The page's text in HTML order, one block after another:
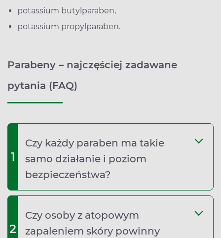
potassium butylparaben,
potassium propylparaben.
Parabeny – najczęściej zadawane
pytania (FAQ)
1
Czy każdy paraben ma takie
samo działanie i poziom
bezpieczeństwa?
2
Czy osoby z atopowym
zapaleniem skóry powinny